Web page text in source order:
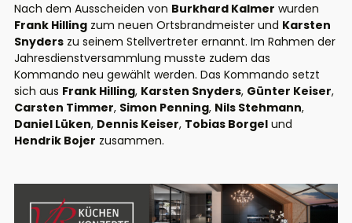
Nach dem Ausscheiden von Burkhard Kalmer wurden
Frank Hilling zum neuen Ortsbrandmeister und Karsten
Snyders zu seinem Stellvertreter ernannt. Im Rahmen der
Jahresdienstversammlung musste zudem das
Kommando neu gewählt werden. Das Kommando setzt
sich aus Frank Hilling, Karsten Snyders, Günter Keiser,
Carsten Timmer, Simon Penning, Nils Stehmann,
Daniel Lüken, Dennis Keiser, Tobias Borgel und
Hendrik Bojer zusammen.